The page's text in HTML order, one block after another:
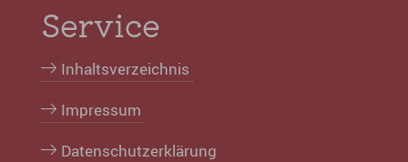
Service
Inhaltsverzeichnis
Impressum
Datenschutzerklärung